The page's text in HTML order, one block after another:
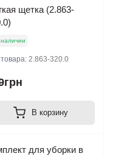
щетка (2.863-
2.863-320.0
В корзину
для уборки в